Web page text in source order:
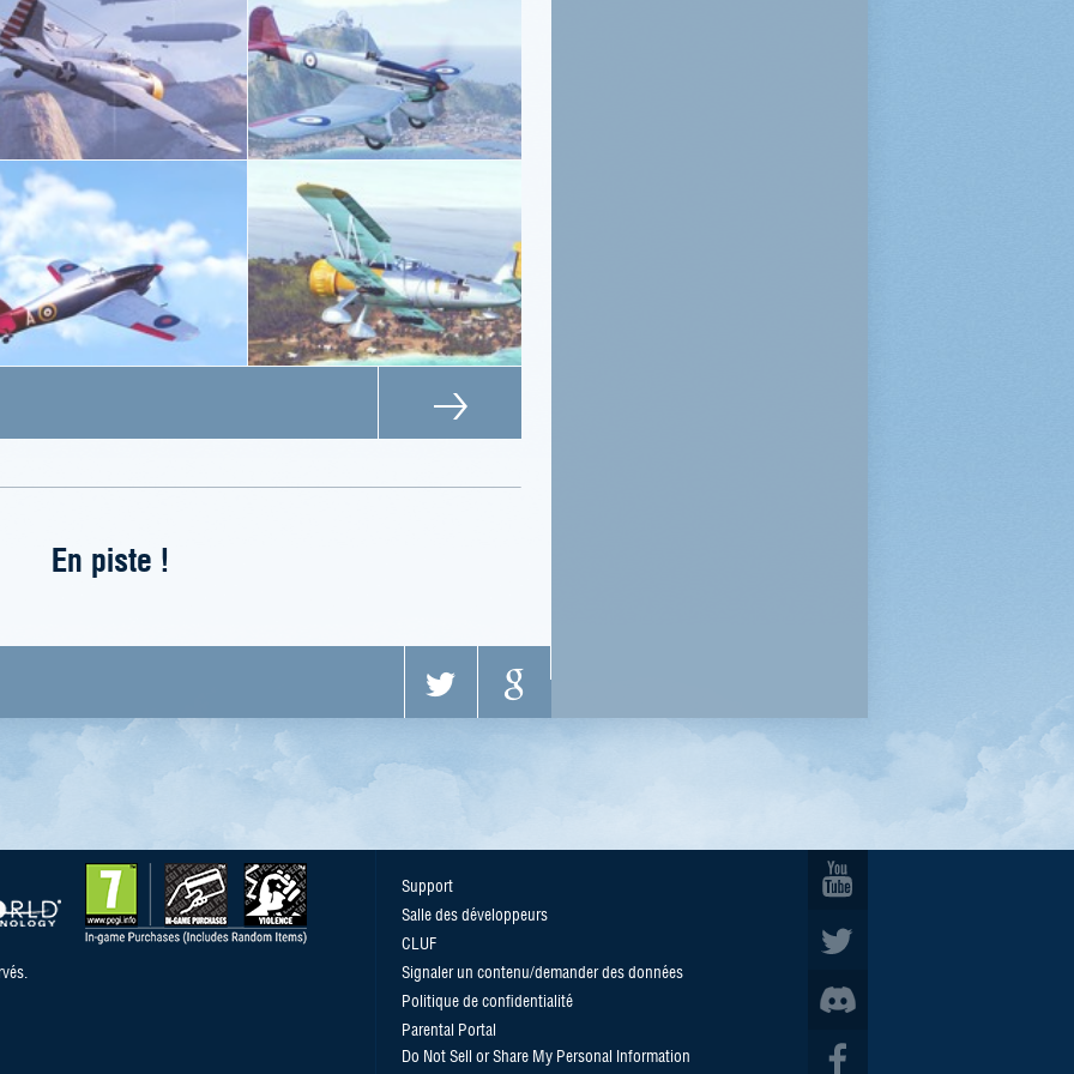
En piste !
Support
Salle des développeurs
CLUF
Signaler un contenu/demander des données
Politique de confidentialité
Parental Portal
Do Not Sell or Share My Personal Information